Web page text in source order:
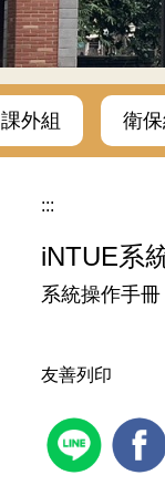
課外組 衛
:::
iNTUE系
系統操作手冊
友善列印